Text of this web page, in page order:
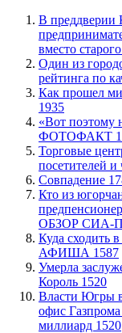
​В преддверии
вместо
Один из
рейтинга по
Как прошел
1935
«Вот поэтому
ФОТОФАКТ
Торговые
посетителей
​Совпадение
Кто из
ОБЗОР СИА-
​Куда сходить
АФИША 1587
​Умерла
Король 1520
Власти Югры
офис
миллиард 1520